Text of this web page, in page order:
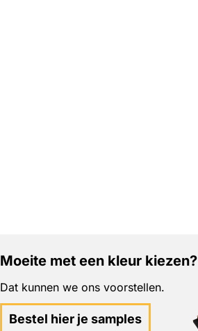
Moeite met een kleur kiezen?
Dat kunnen we ons voorstellen.
Bestel hier je samples